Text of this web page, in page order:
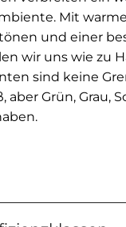
Mit
und einer
wir uns wie zu
sind keine
aber Grün, Grau,